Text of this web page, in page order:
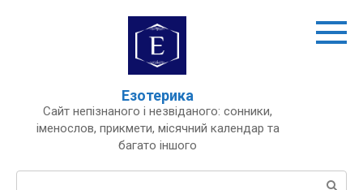
Езотерика
Сайт непізнаного і незвіданого: сонники,
іменослов, прикмети, місячний календар та
багато іншого
Пошук: